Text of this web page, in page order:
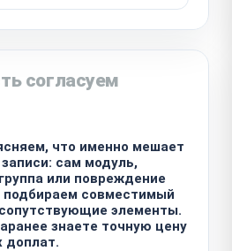
согласуем
что именно мешает
сам модуль,
или повреждение
подбираем совместимый
элементы.
знаете точную цену
доплат.